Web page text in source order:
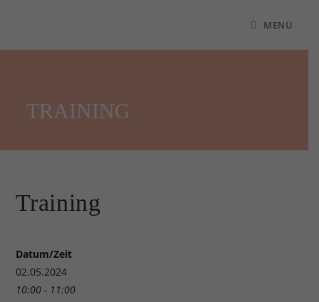
MENÜ
TRAINING
Training
Datum/Zeit
02.05.2024
10:00 - 11:00